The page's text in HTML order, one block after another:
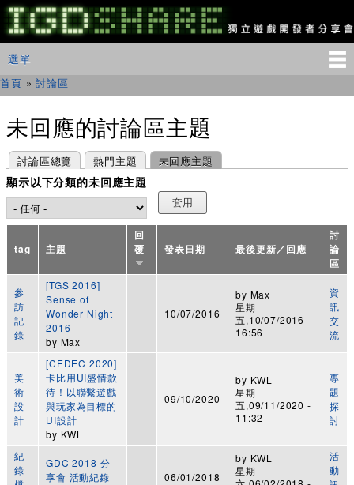
移
至
主
IGDSHARE
獨
遊
發
會
主選單
選單
您在這裡
首頁 »討論區
未回應的討論區主題
主要索引標籤
討論區總覽 熱門主題 未回應主題
(作用中頁籤)
顯示以下分類的未回應主題
tag 主題
回
覆
發表日期 最後更新／回應
討
論
區
參
訪
記
錄
[TGS 2016]
Sense of
Wonder Night
2016
by Max
10/07/2016
by Max
星期
五,10/07/2016 -
16:56
資
訊
交
流
美
術
設
計
[CEDEC 2020]
卡比用UI盛情款
待！以聯繫遊戲
與玩家為目標的
UI設計
by KWL
09/10/2020
by KWL
星期
五,09/11/2020 -
11:32
專
題
探
討
紀
錄
GDC 2018 分
享會 活動紀錄
06/01/2018
by KWL
星期
活
動